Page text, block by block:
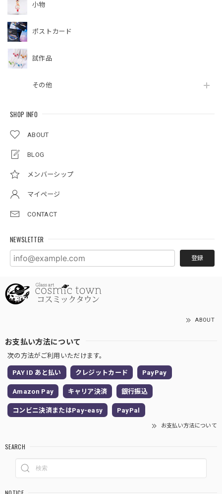
小物
ポストカード
試作品
その他
SHOP INFO
ABOUT
BLOG
メンバーシップ
マイページ
CONTACT
NEWSLETTER
登録
ABOUT
お支払い方法について
次の方法がご利用いただけます。
PAY ID あと払い クレジットカード PayPay
Amazon Pay キャリア決済 銀行振込
コンビニ決済またはPay-easy PayPal
お支払い方法について
SEARCH